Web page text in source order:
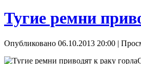
Тугие ремни
Опубликовано 06.10.2013 20:00 |